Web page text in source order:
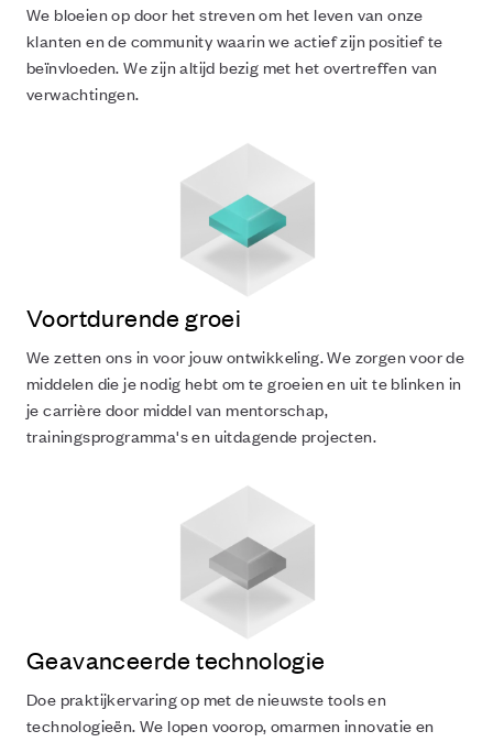
We bloeien op door het streven om het leven van onze
klanten en de community waarin we actief zijn positief te
beïnvloeden. We zijn altijd bezig met het overtreffen van
verwachtingen.
Voortdurende groei
We zetten ons in voor jouw ontwikkeling. We zorgen voor de
middelen die je nodig hebt om te groeien en uit te blinken in
je carrière door middel van mentorschap,
trainingsprogramma's en uitdagende projecten.
Geavanceerde technologie
Doe praktijkervaring op met de nieuwste tools en
technologieën. We lopen voorop, omarmen innovatie en